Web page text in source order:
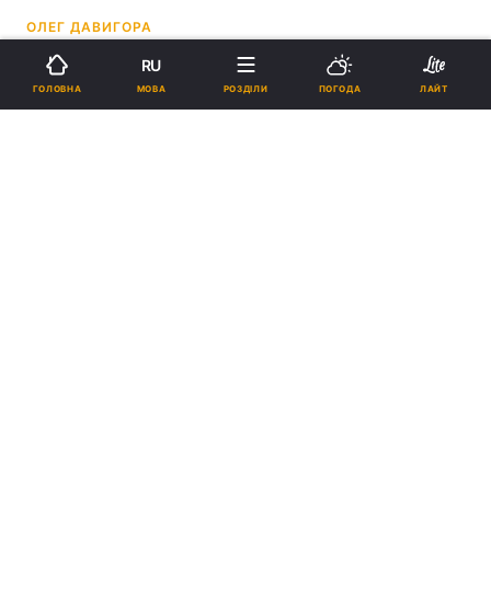
ОЛЕГ ДАВИГОРА
17:25, 20.09.23
ГОЛОВНА
RU
МОВА РОЗДІЛИ ПОГОДА ЛАЙТ